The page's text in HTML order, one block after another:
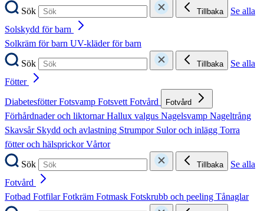
Sök
Tillbaka
Se alla
Solskydd för barn
Solkräm för barn UV-kläder för barn
Sök
Tillbaka
Se alla
Fötter
DiabetesfötterFotsvamp FotsvettFotvård Fotvård
Förhårdnader och liktornarHallux valgus Nagelsvamp Nageltrång
Skavsår Skydd och avlastning Strumpor Sulor och inlägg Torra
fötter och hälsprickorVårtor
Sök
Tillbaka
Se alla
Fotvård
Fotbad FotfilarFotkräm Fotmask Fotskrubb och peeling Tånaglar